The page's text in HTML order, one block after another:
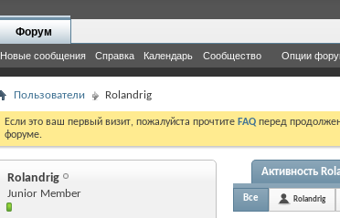
Форум
Новые сообщения Справка Календарь Сообщество Опции
Пользователи Rolandrig
Если это ваш первый визит, пожалуйста прочтите FAQ перед
форуме.
Rolandrig
Junior Member
Активность
Все Rolandrig